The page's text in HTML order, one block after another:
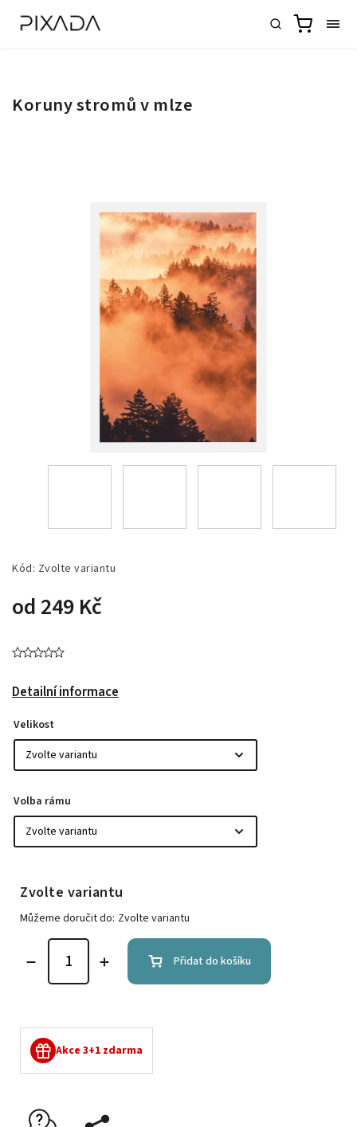
Koruny stromů v mlze
Kód: Zvolte variantu
od 249 Kč
Detailní informace
Velikost
Volba rámu
Zvolte variantu
Můžeme doručit do: Zvolte variantu
Přidat do košíku
Akce 3+1 zdarma